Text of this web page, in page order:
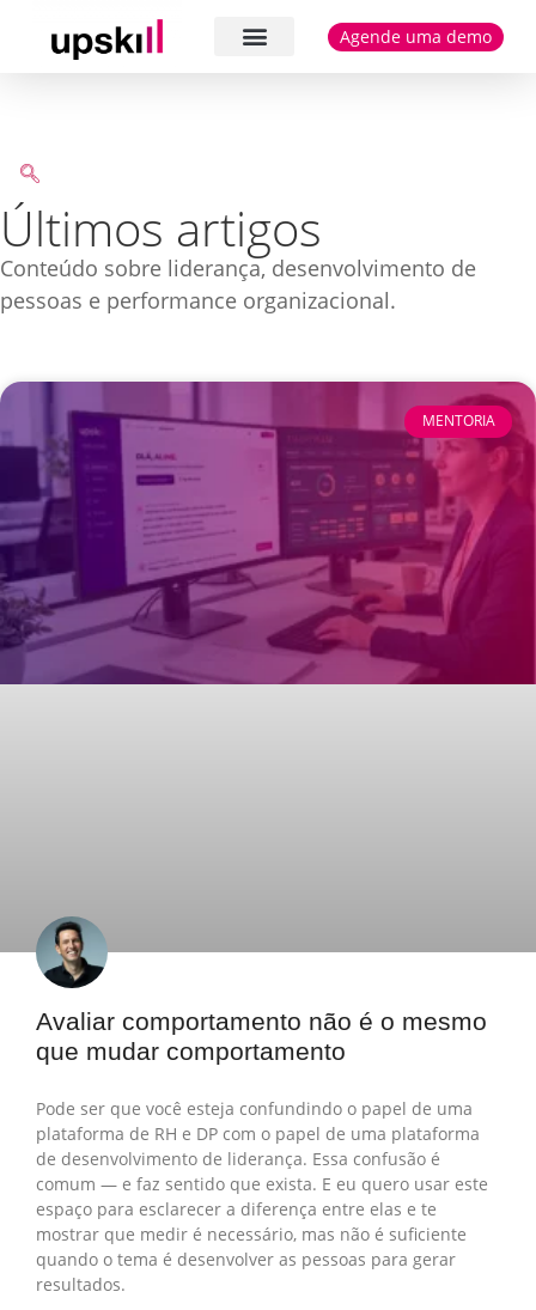
Agende uma demo
Últimos artigos
Conteúdo sobre liderança, desenvolvimento de
pessoas e performance organizacional.
MENTORIA
Avaliar comportamento não é o mesmo
que mudar comportamento
Pode ser que você esteja confundindo o papel de uma
plataforma de RH e DP com o papel de uma plataforma
de desenvolvimento de liderança. Essa confusão é
comum — e faz sentido que exista. E eu quero usar este
espaço para esclarecer a diferença entre elas e te
mostrar que medir é necessário, mas não é suficiente
quando o tema é desenvolver as pessoas para gerar
resultados.